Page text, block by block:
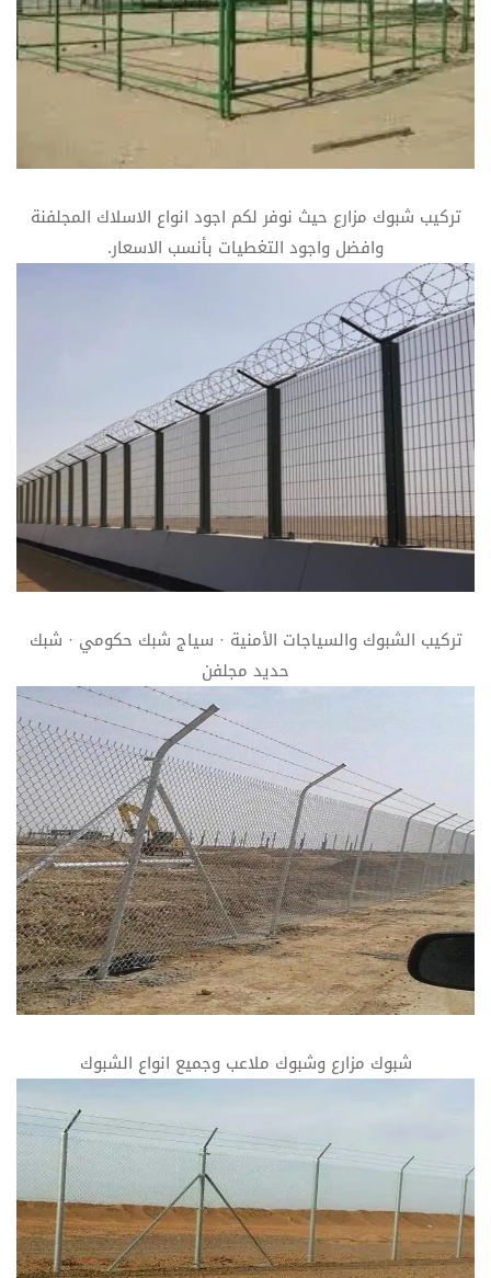
تركيب شبوك مزارع حيث نوفر لكم اجود انواع الاسلاك المجلفنة
وافضل واجود التغطيات بأنسب الاسعار.
تركيب الشبوك والسياجات الأمنية · سياج شبك حكومي · شبك
حديد مجلفن
شبوك مزارع وشبوك ملاعب وجميع انواع الشبوك